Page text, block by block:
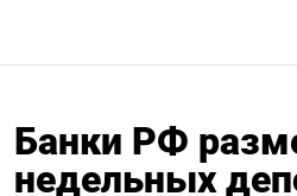
Банки РФ
недельных